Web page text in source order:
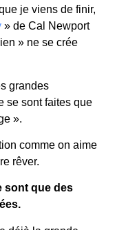
je viens de finir,
» de Cal Newport
» ne se crée
grandes
se sont faites que
».
comme on aime
rêver.
sont que des